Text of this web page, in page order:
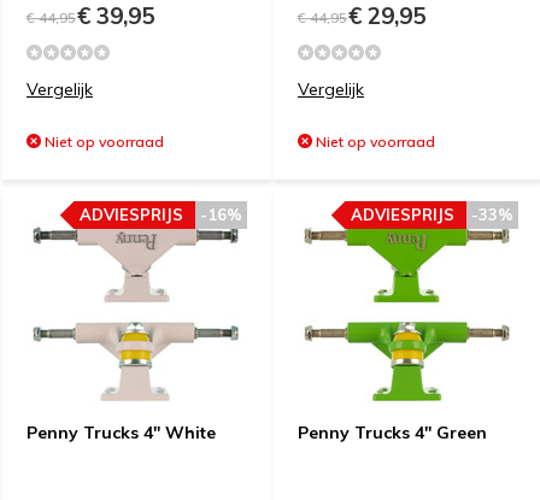
€ 44,95€ 39,95
Vergelijk
Niet op voorraad
€ 44,95€ 29,95
Vergelijk
Niet op voorraad
Penny Trucks 4'' White
-16%
ADVIESPRIJS
Penny Trucks 4'' Green
-33%
ADVIESPRIJS